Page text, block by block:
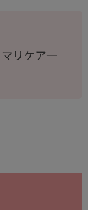
リケア一